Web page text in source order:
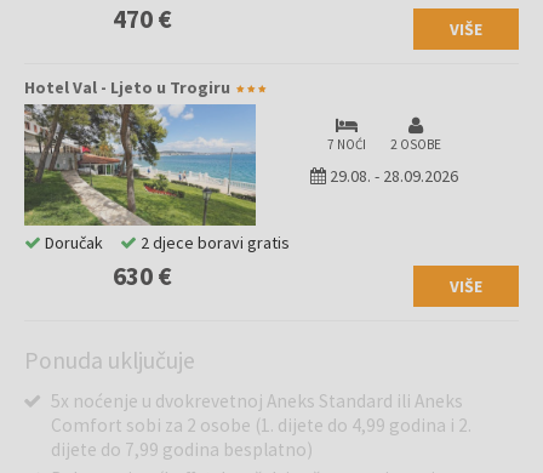
470 € VIŠE
Hotel Val - Ljeto u Trogiru
7 NOĆI 2 OSOBE
29.08. - 28.09.2026
630 € VIŠE
Doručak 2 djece boravi gratis
Ponuda uključuje
5x noćenje u dvokrevetnoj Aneks Standard ili Aneks
Comfort sobi za 2 osobe (1. dijete do 4,99 godina i 2.
dijete do 7,99 godina besplatno)